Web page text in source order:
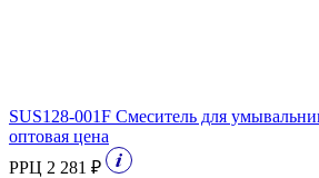
SUS128-001F Смеситель для
оптовая цена
РРЦ 2 281 ₽